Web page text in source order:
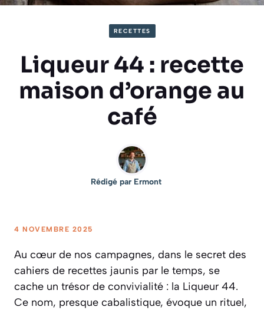
RECETTES
Liqueur 44 : recette
maison d’orange au
café
Rédigé par Ermont
4 NOVEMBRE 2025
Au cœur de nos campagnes, dans le secret des
cahiers de recettes jaunis par le temps, se
cache un trésor de convivialité : la Liqueur 44.
Ce nom, presque cabalistique, évoque un rituel,